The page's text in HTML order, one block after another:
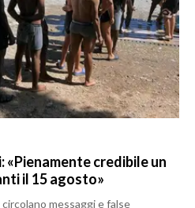
«Pienamente credibile un
il 15 agosto»
messaggi e false